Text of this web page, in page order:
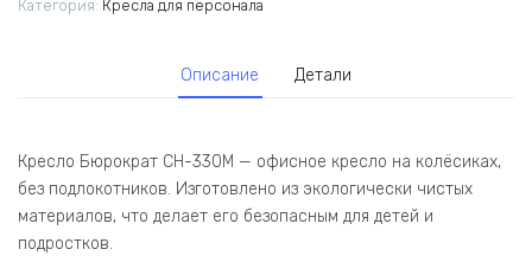
коричневый
Категория: Кресла для персонала
Описание Детали
Кресло Бюрократ CH-330M — офисное кресло на колёсиках,
без подлокотников. Изготовлено из экологически чистых
материалов, что делает его безопасным для детей и
подростков.